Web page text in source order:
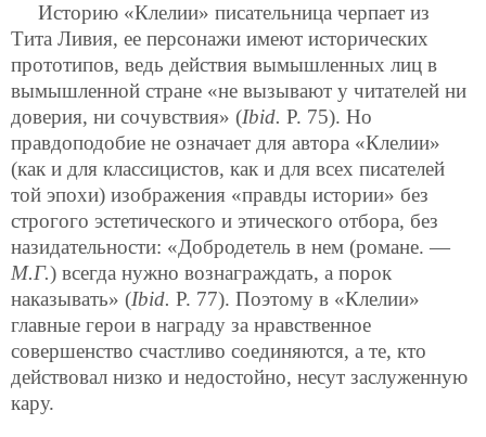
Историю «Клелии» писательница черпает из
Тита Ливия, ее персонажи имеют исторических
прототипов, ведь действия вымышленных лиц в
вымышленной стране «не вызывают у читателей ни
доверия, ни сочувствия» (Ibid. P. 75). Но
правдоподобие не означает для автора «Клелии»
(как и для классицистов, как и для всех писателей
той эпохи) изображения «правды истории» без
строгого эстетического и этического отбора, без
назидательности: «Добродетель в нем (романе. —
М.Г.) всегда нужно вознаграждать, а порок
наказывать» (Ibid. Р. 77). Поэтому в «Клелии»
главные герои в награду за нравственное
совершенство счастливо соединяются, а те, кто
действовал низко и недостойно, несут заслуженную
кару.